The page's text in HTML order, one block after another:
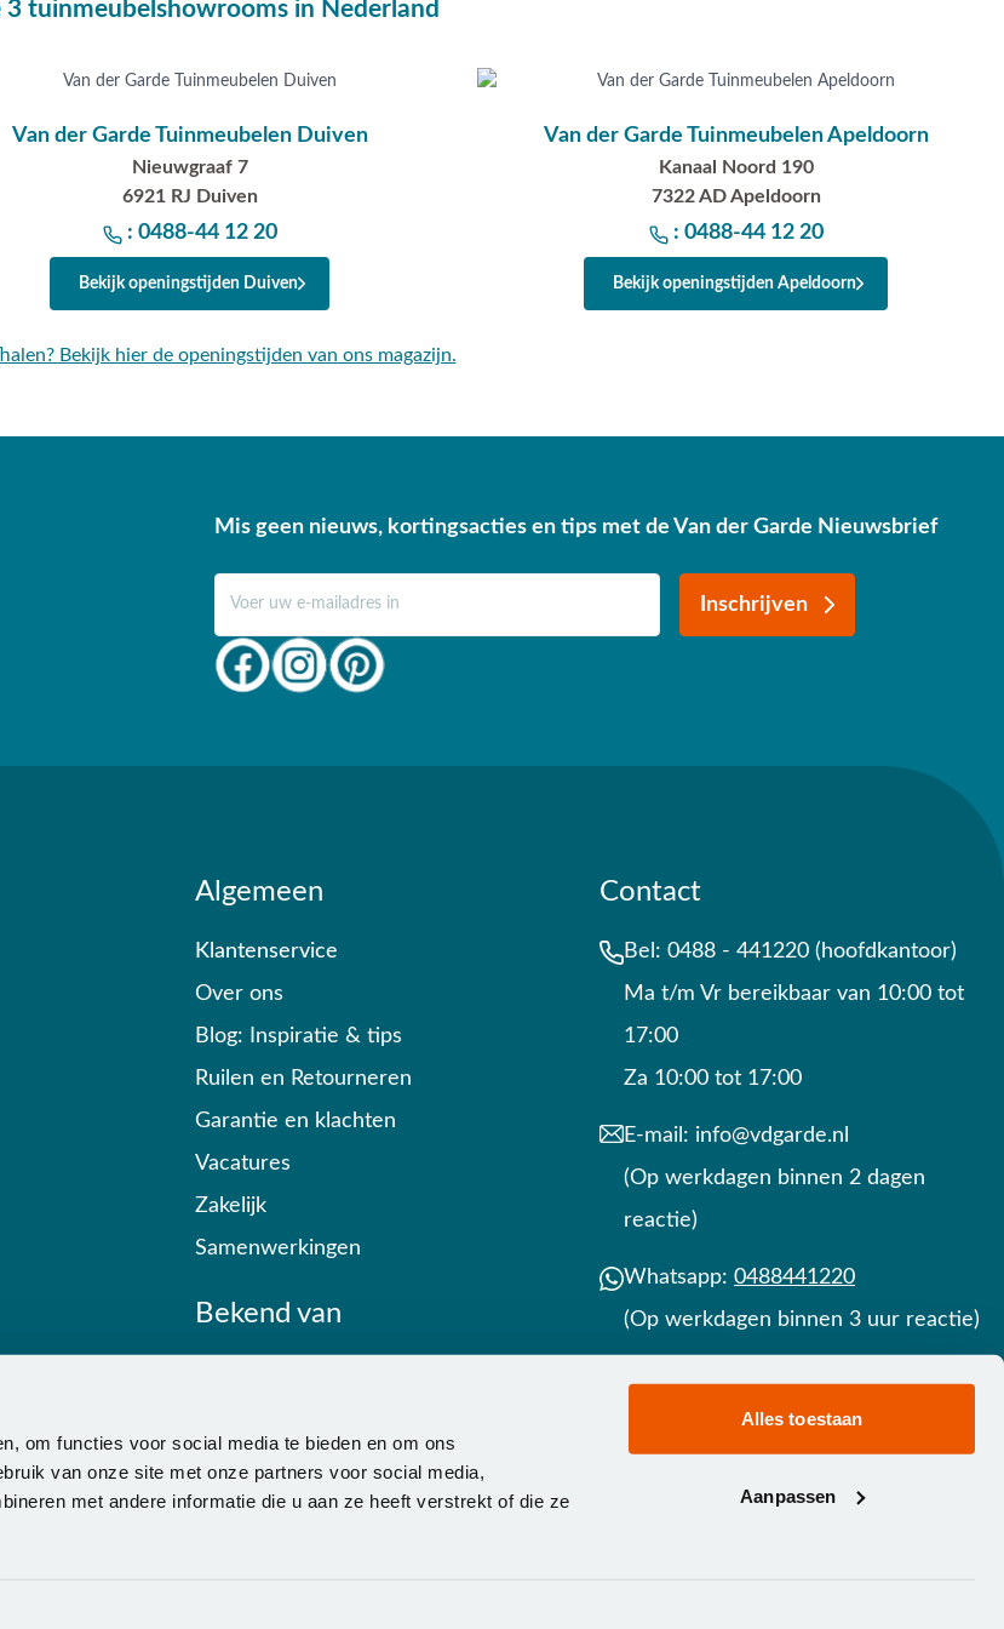
om functies voor social media te bieden en om ons
van onze site met onze partners voor social media,
met andere informatie die u aan ze heeft verstrekt of die ze
Alles toestaan
Aanpassen
de teak tuintafel
De set word
cm. tuinset - 7
3 tuinmeubelshowrooms in Nederland
Van der Garde Tuinmeubelen Duiven
Nieuwgraaf 7
6921 RJ Duiven
: 0488-44 12 20
Bekijk openingstijden Duiven
Van der Garde Tuinmeubelen Apeldoorn
Kanaal Noord 190
7322 AD Apeldoorn
: 0488-44 12 20
Bekijk openingstijden Apeldoorn
Bekijk hier de openingstijden van ons magazijn.
Mis geen nieuws, kortingsacties en tips met de Van der Garde Nieuwsbrief
Inschrijven
Algemeen
Klantenservice
Over ons
Blog: Inspiratie & tips
Ruilen en Retourneren
Garantie en klachten
Vacatures
Zakelijk
Samenwerkingen
Bekend van
Contact
Bel: 0488 - 441220 (hoofdkantoor)
Ma t/m Vr bereikbaar van 10:00 tot
17:00
Za 10:00 tot 17:00
E-mail: info@vdgarde.nl
(Op werkdagen binnen 2 dagen
reactie)
Whatsapp: 0488441220
(Op werkdagen binnen 3 uur reactie)